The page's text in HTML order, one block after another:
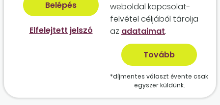
Elfelejtett jelszó
weboldal kapcso­lat­
felvétel céljából tárolja
az adataimat.
*díjmentes választ évente csak
egyszer küldünk.